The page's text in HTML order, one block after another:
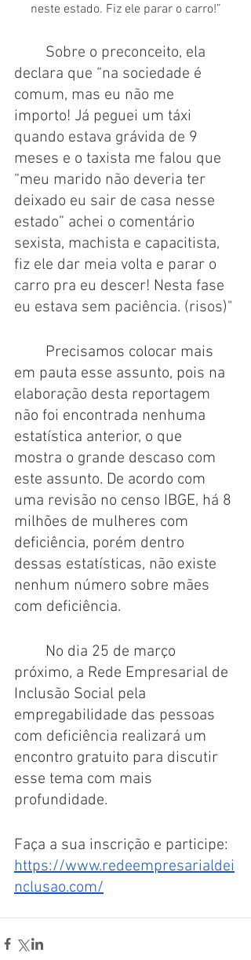
neste estado. Fiz ele parar o carro!”
Sobre o preconceito, ela
declara que “na sociedade é
comum, mas eu não me
importo! Já peguei um táxi
quando estava grávida de 9
meses e o taxista me falou que
“meu marido não deveria ter
deixado eu sair de casa nesse
estado” achei o comentário
sexista, machista e capacitista,
fiz ele dar meia volta e parar o
carro pra eu descer! Nesta fase
eu estava sem paciência. (risos)"
em pauta esse assunto, pois na
elaboração desta reportagem
não foi encontrada nenhuma
estatística anterior, o que
mostra o grande descaso com
este assunto. De acordo com
uma revisão no censo IBGE, há 8
milhões de mulheres com
deficiência, porém dentro
dessas estatísticas, não existe
nenhum número sobre mães
com deficiência.
próximo, a Rede Empresarial de
Inclusão Social pela
empregabilidade das pessoas
com deficiência realizará um
encontro gratuito para discutir
esse tema com mais
profundidade.
Faça a sua inscrição e participe: ​​
https://www.redeempresarialdei
nclusao.com/